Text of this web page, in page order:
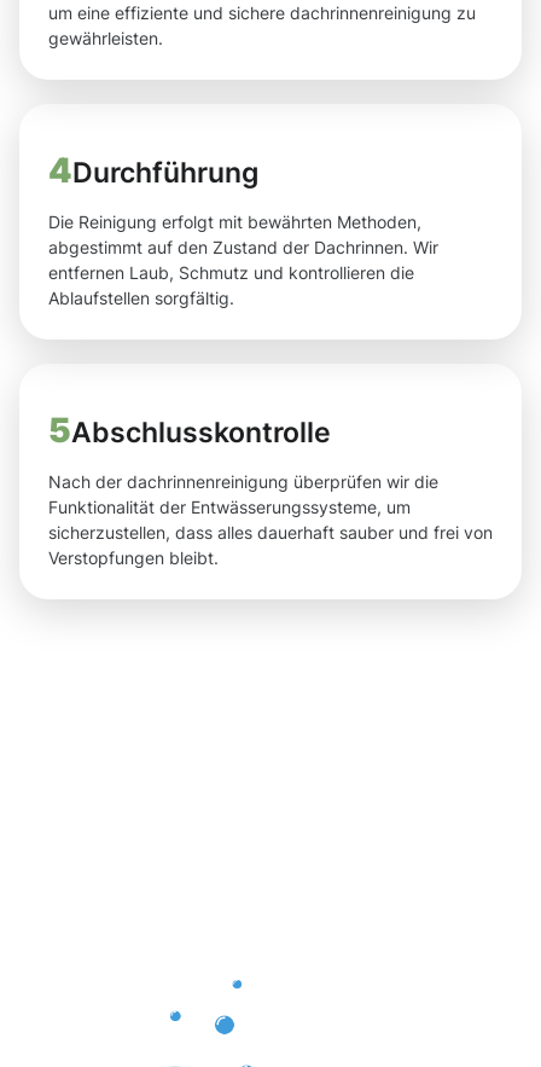
um eine effiziente und sichere dachrinnenreinigung zu
gewährleisten.
4Durchführung
Die Reinigung erfolgt mit bewährten Methoden,
abgestimmt auf den Zustand der Dachrinnen. Wir
entfernen Laub, Schmutz und kontrollieren die
Ablaufstellen sorgfältig.
5Abschlusskontrolle
Nach der dachrinnenreinigung überprüfen wir die
Funktionalität der Entwässerungssysteme, um
sicherzustellen, dass alles dauerhaft sauber und frei von
Verstopfungen bleibt.